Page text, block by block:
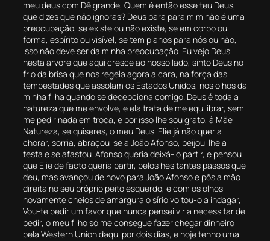
meu deus com Dê grande, Quem é então esse teu Deus,
que dizes que não ignoras? Deus para para mim não é uma
preocupação, se existe ou não existe, se em corpo ou
forma, espírito ou visível, se tem planos para nós ou não,
isso não deve ser da minha preocupação. Eu vejo Deus
nesta árvore que aqui cresce ao nosso lado, sinto Deus no
frio da brisa que nos regela agora a cara, na força das
tempestades que assolam os Estados Unidos, nos olhos da
minha filha quando se decepciona comigo. Deus é toda a
natureza que me envolve, e ela trata de me equilibrar, sem
me pedir nada em troca, e por isso lhe sou grato, à Mãe
Natureza, se quiseres, o meu Deus. Elie já não queria
chorar, sorria, abraçou-se a João Afonso, beijou-lhe a
testa e se afastou. Afonso queria deixá-lo partir, e pensou
que Elie de facto queria partir, pelos hesitantes passos que
deu, mas avançou de novo para João Afonso e pôs a mão
direita no seu próprio peito esquerdo, e com os olhos
novamente cheios de amargura o sírio voltou-o a indagar,
Vou-te pedir um favor que nunca pensei vir a necessitar de
pedir, o meu filho só me consegue fazer chegar dinheiro
pela Western Union daqui por dois dias, e hoje tenho uma